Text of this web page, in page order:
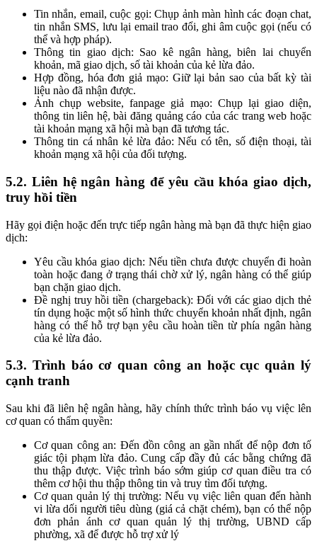
Tin nhắn, email, cuộc gọi: Chụp ảnh màn hình các đoạn chat,
tin nhắn SMS, lưu lại email trao đổi, ghi âm cuộc gọi (nếu có
thể và hợp pháp).
Thông tin giao dịch: Sao kê ngân hàng, biên lai chuyển
khoản, mã giao dịch, số tài khoản của kẻ lừa đảo.
Hợp đồng, hóa đơn giả mạo: Giữ lại bản sao của bất kỳ tài
liệu nào đã nhận được.
Ảnh chụp website, fanpage giả mạo: Chụp lại giao diện,
thông tin liên hệ, bài đăng quảng cáo của các trang web hoặc
tài khoản mạng xã hội mà bạn đã tương tác.
Thông tin cá nhân kẻ lừa đảo: Nếu có tên, số điện thoại, tài
khoản mạng xã hội của đối tượng.
5.2. Liên hệ ngân hàng để yêu cầu khóa giao dịch,
truy hồi tiền
Hãy gọi điện hoặc đến trực tiếp ngân hàng mà bạn đã thực hiện giao
dịch:
Yêu cầu khóa giao dịch: Nếu tiền chưa được chuyển đi hoàn
toàn hoặc đang ở trạng thái chờ xử lý, ngân hàng có thể giúp
bạn chặn giao dịch.
Đề nghị truy hồi tiền (chargeback): Đối với các giao dịch thẻ
tín dụng hoặc một số hình thức chuyển khoản nhất định, ngân
hàng có thể hỗ trợ bạn yêu cầu hoàn tiền từ phía ngân hàng
của kẻ lừa đảo.
5.3. Trình báo cơ quan công an hoặc cục quản lý
cạnh tranh
Sau khi đã liên hệ ngân hàng, hãy chính thức trình báo vụ việc lên
cơ quan có thẩm quyền:
Cơ quan công an: Đến đồn công an gần nhất để nộp đơn tố
giác tội phạm lừa đảo. Cung cấp đầy đủ các bằng chứng đã
thu thập được. Việc trình báo sớm giúp cơ quan điều tra có
thêm cơ hội thu thập thông tin và truy tìm đối tượng.
Cơ quan quản lý thị trường: Nếu vụ việc liên quan đến hành
vi lừa dối người tiêu dùng (giá cả chặt chém), bạn có thể nộp
đơn phản ánh cơ quan quản lý thị trường, UBND cấp
phường, xã để được hỗ trợ xử lý